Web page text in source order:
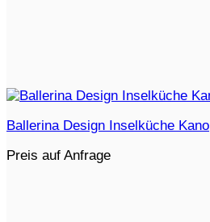
Ballerina Design Inselküche Kano
Preis auf Anfrage